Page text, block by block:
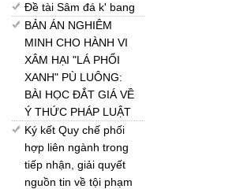
Đề tài Sâm đá k' bang
BẢN ÁN NGHIÊM
MINH CHO HÀNH VI
XÂM HẠI "LÁ PHỔI
XANH" PÙ LUÔNG:
BÀI HỌC ĐẮT GIÁ VỀ
Ý THỨC PHÁP LUẬT
Ký kết Quy chế phối
hợp liên ngành trong
tiếp nhận, giải quyết
nguồn tin về tội phạm